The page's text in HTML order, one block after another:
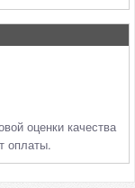
оценки качества
оплаты.